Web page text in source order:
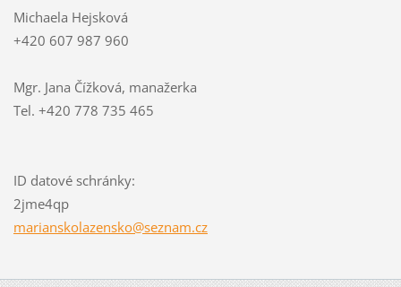
Michaela Hejsková
+420 607 987 960
Mgr. Jana Čížková, manažerka
Tel. +420 778 735 465
ID datové schránky:
2jme4qp
marianskolazensko@seznam.cz